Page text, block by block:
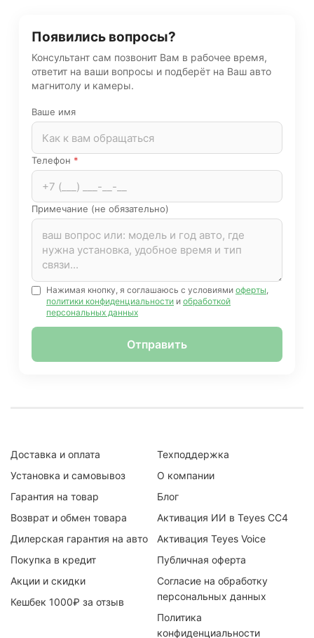
Появились вопросы?
Консультант сам позвонит Вам в рабочее время,
ответит на ваши вопросы и подберёт на Ваш авто
магнитолу и камеры.
Ваше имя
Телефон *
Примечание (не обязательно)
Нажимая кнопку, я соглашаюсь с условиями оферты,
политики конфиденциальности и обработкой
персональных данных
Отправить
Доставка и оплата
Установка и самовывоз
Гарантия на товар
Возврат и обмен товара
Дилерская гарантия на авто
Покупка в кредит
Акции и скидки
Кешбек 1000₽ за отзыв
Техподдержка
О компании
Блог
Активация ИИ в Teyes CC4
Активация Teyes Voice
Публичная оферта
Согласие на обработку
персональных данных
Политика
конфиденциальности